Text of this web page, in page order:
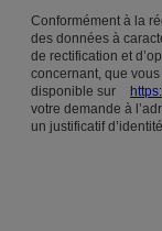
Conformément à la
des données à
de rectification et
concernant, que
disponible sur
votre demande à
un justificatif